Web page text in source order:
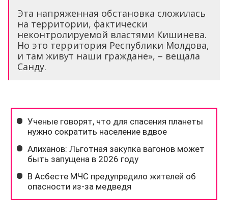
Эта напряженная обстановка сложилась
на территории, фактически
неконтролируемой властями Кишинева.
Но это территория Республики Молдова,
и там живут наши граждане», – вещала
Санду.